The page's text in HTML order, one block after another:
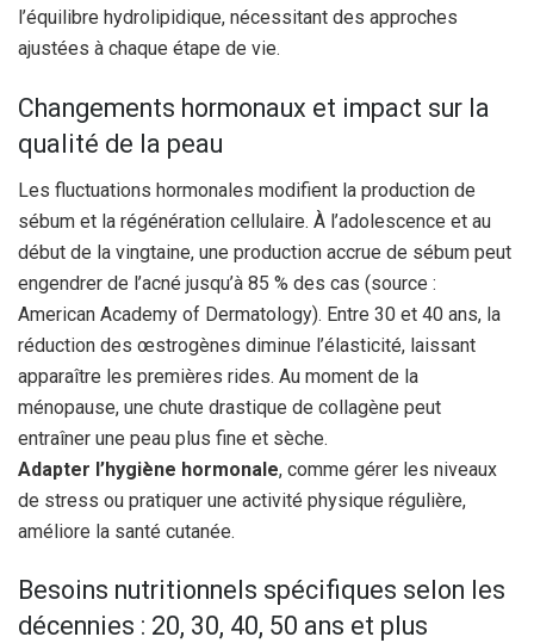
l’équilibre hydrolipidique, nécessitant des approches
ajustées à chaque étape de vie.
Changements hormonaux et impact sur la
qualité de la peau
Les fluctuations hormonales modifient la production de
sébum et la régénération cellulaire. À l’adolescence et au
début de la vingtaine, une production accrue de sébum peut
engendrer de l’acné jusqu’à 85 % des cas (source :
American Academy of Dermatology). Entre 30 et 40 ans, la
réduction des œstrogènes diminue l’élasticité, laissant
apparaître les premières rides. Au moment de la
ménopause, une chute drastique de collagène peut
entraîner une peau plus fine et sèche.
Adapter l’hygiène hormonale, comme gérer les niveaux
de stress ou pratiquer une activité physique régulière,
améliore la santé cutanée.
Besoins nutritionnels spécifiques selon les
décennies : 20, 30, 40, 50 ans et plus